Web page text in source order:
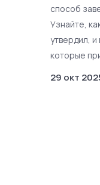
способ
Узнайте,
утвердил,
которые
29 окт